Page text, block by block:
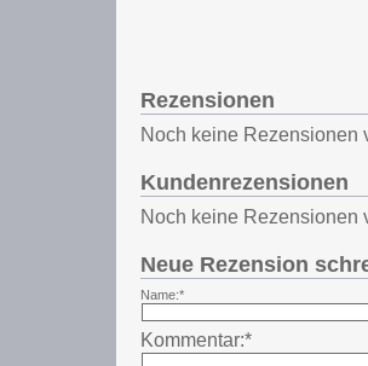
Rezensionen
Noch keine Rezensionen
Kundenrezensionen
Noch keine Rezensionen
Neue Rezension
Name:*
Kommentar:*